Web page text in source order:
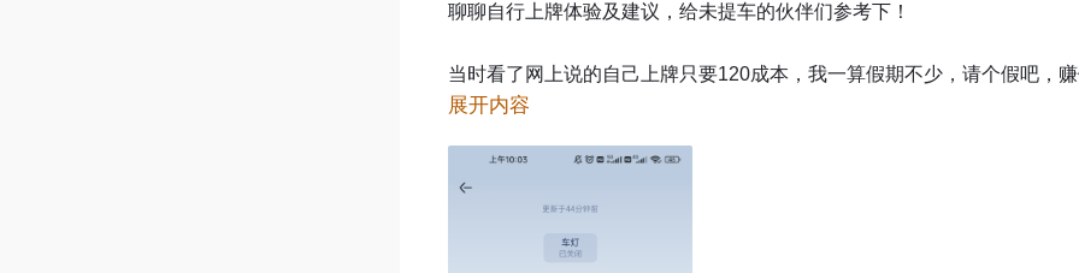
这下可以进公司地库了，终于可以体验到上班插枪，下班满电回家的快感了
ps:在还没通车的路上搞的，大晚上的，路过的人估计以为我偷车牌呢😂
聊聊自行上牌体验及建议，给未提车的伙伴们参考下！
当时看了网上说的自己上牌只要120成本，我一算假期不少，请个假吧，
380，这波不亏。
一、首先是临牌，自己拿合格证和发票图片可以在12123上面申请，需要支
元工本费吧，然后邮政速递运费需要支付20元。
二、其次是正式拍照，需要拿交付中心给的一袋资料。
展开内容